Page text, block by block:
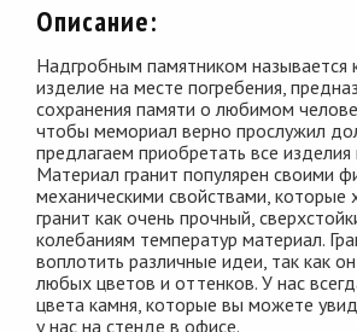
Описание:
Надгробным памятником называется
изделие на месте погребения,
сохранения памяти о любимом
чтобы мемориал верно прослужил
предлагаем приобретать все изделия
Материал гранит популярен своими
механическими свойствами, которые
гранит как очень прочный,
колебаниям температур материал.
воплотить различные идеи, так как
любых цветов и оттенков. У нас
цвета камня, которые вы можете
у нас на стенде в офисе.